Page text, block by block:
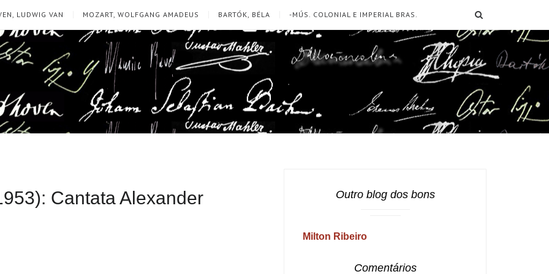
LUDWIG VAN MOZART, WOLFGANG AMADEUS BARTÓK, BÉLA -MÚS. COLONIAL E IMPERIAL BRAS.
Cantata Alexander
Outro blog dos bons
Milton Ribeiro
Comentários